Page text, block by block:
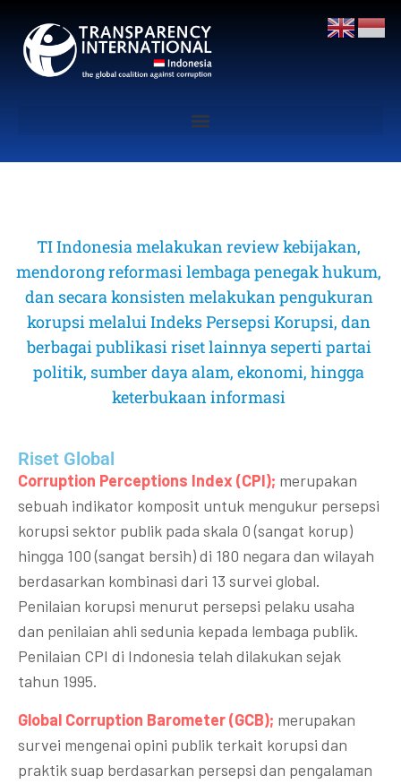
TI Indonesia melakukan review kebijakan,
mendorong reformasi lembaga penegak hukum,
dan secara konsisten melakukan pengukuran
korupsi melalui Indeks Persepsi Korupsi, dan
berbagai publikasi riset lainnya seperti partai
politik, sumber daya alam, ekonomi, hingga
keterbukaan informasi
Riset Global​
Corruption Perceptions Index (CPI); merupakan
sebuah indikator komposit untuk mengukur persepsi
korupsi sektor publik pada skala 0 (sangat korup)
hingga 100 (sangat bersih) di 180 negara dan wilayah
berdasarkan kombinasi dari 13 survei global.
Penilaian korupsi menurut persepsi pelaku usaha
dan penilaian ahli sedunia kepada lembaga publik.
Penilaian CPI di Indonesia telah dilakukan sejak
tahun 1995.
Global Corruption Barometer (GCB); merupakan
survei mengenai opini publik terkait korupsi dan
praktik suap berdasarkan persepsi dan pengalaman